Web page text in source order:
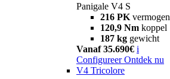
Panigale V4 S
216 PK vermogen
120,9 Nm koppel
187 kg gewicht
Vanaf 35.690€ i
Configureer Ontdek nu
V4 Tricolore